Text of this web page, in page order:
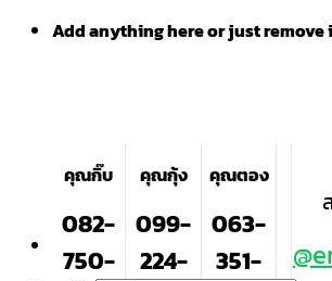
Skip Add anything here or just remove
คุณกิ๊บ
082-
750-
คุณกุ้ง
099-
224-
คุณตอง
063-
351-